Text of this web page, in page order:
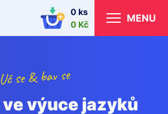
0 ks
0 Kč
MENU
Uč se & bav se
výuce jazyků